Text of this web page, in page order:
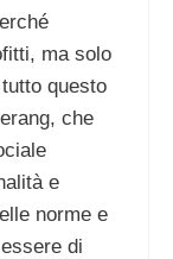
ma solo
questo
che
e
norme e
di